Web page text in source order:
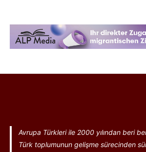
Avrupa Türkleri ile 2000 yılından beri
Türk toplumunun gelişme sürecinden